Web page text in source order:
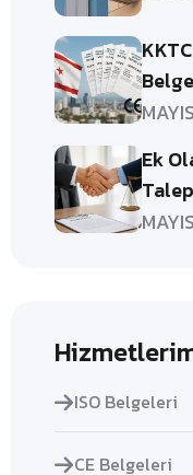
Ek
ISO Belgeleri
CE Belgeleri